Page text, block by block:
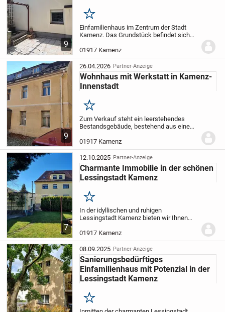
9
Merken
Einfamilienhaus im Zentrum der Stadt
Kamenz. Das Grundstück befindet sich
vom Marktplatz nur ca. 200 m. Das Haus
wurde 1993 und 1994 umfassend
modernisiert. Dabei...
01917 Kamenz
9
26.04.2026 Partner-Anzeige
Wohnhaus mit Werkstatt in Kamenz-
Innenstadt
Merken
Zum Verkauf steht ein leerstehendes
Bestandsgebäude, bestehend aus einem
Werkstatt und Scheune in zentraler
Innenstadtlage von Kamenz.Das
Wohngebäude befindet sich etwas...
01917 Kamenz
7
12.10.2025 Partner-Anzeige
Charmante Immobilie in der schönen
Lessingstadt Kamenz
Merken
In der idyllischen und ruhigen
Lessingstadt Kamenz bieten wir Ihnen
die durch ihre Vielseitigkeit überzeugt.
Diese Immobilie eignet sich hervorragend
sowohl als...
01917 Kamenz
08.09.2025 Partner-Anzeige
Sanierungsbedürftiges
Einfamilienhaus mit Potenzial in der
Lessingstadt Kamenz
Merken